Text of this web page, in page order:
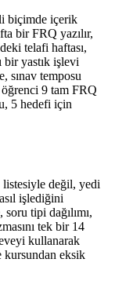
biçimde içerik
bir FRQ yazılır,
telafi haftası,
bir yastık işlevi
sınav temposu
9 tam FRQ
5 hedefi için
değil, yedi
işlediğini
tipi dağılımı,
tek bir 14
kullanarak
kursundan eksik